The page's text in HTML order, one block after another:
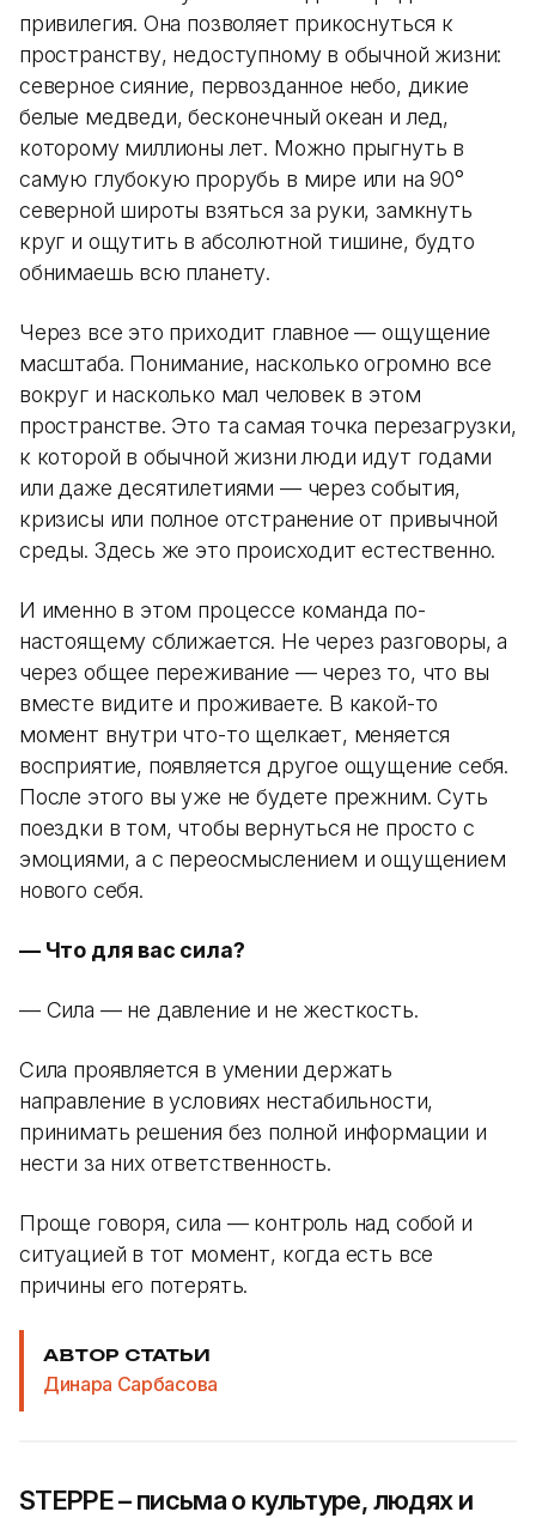
привилегия. Она позволяет прикоснуться к
пространству, недоступному в обычной жизни:
северное сияние, первозданное небо, дикие
белые медведи, бесконечный океан и лед,
которому миллионы лет. Можно прыгнуть в
самую глубокую прорубь в мире или на 90°
северной широты взяться за руки, замкнуть
круг и ощутить в абсолютной тишине, будто
обнимаешь всю планету.
Через все это приходит главное — ощущение
масштаба. Понимание, насколько огромно все
вокруг и насколько мал человек в этом
пространстве. Это та самая точка перезагрузки,
к которой в обычной жизни люди идут годами
или даже десятилетиями — через события,
кризисы или полное отстранение от привычной
среды. Здесь же это происходит естественно.
И именно в этом процессе команда по-
настоящему сближается. Не через разговоры, а
через общее переживание — через то, что вы
вместе видите и проживаете. В какой-то
момент внутри что-то щелкает, меняется
восприятие, появляется другое ощущение себя.
После этого вы уже не будете прежним. Суть
поездки в том, чтобы вернуться не просто с
эмоциями, а с переосмыслением и ощущением
нового себя.
— Что для вас сила?
— Сила — не давление и не жесткость.
Сила проявляется в умении держать
направление в условиях нестабильности,
принимать решения без полной информации и
нести за них ответственность.
Проще говоря, сила — контроль над собой и
ситуацией в тот момент, когда есть все
причины его потерять.
АВТОР СТАТЬИ
Динара Сарбасова
STEPPE – письма о культуре, людях и